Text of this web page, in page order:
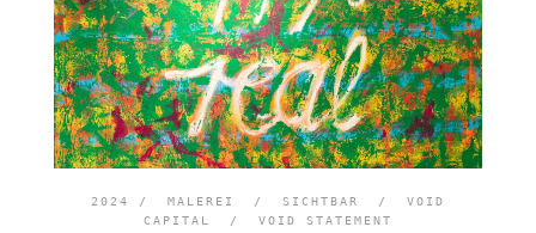
2024 / MALEREI / SICHTBAR / VOID
CAPITAL
/ VOID STATEMENT